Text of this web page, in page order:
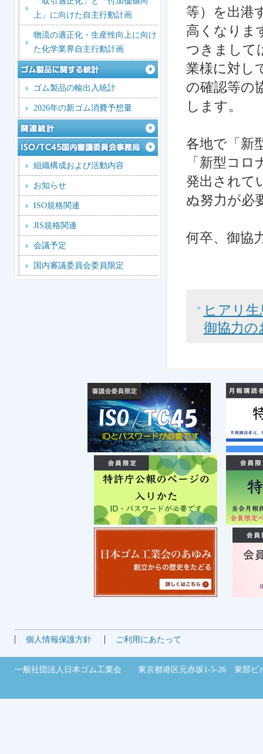
等）を出港
高くなりま
つきまして
業様に対し
の確認等の
します。
各地で「新
「新型コ
発出されて
ぬ努力が必
何卒、御協
ヒアリ
御協力の
上」に向けた自主行動計画
物流の適正化・生産性向上に向け
た化学業界自主行動計画
ゴム製品の輸出入統計
2026年の新ゴム消費予想量
組織構成および活動内容
お知らせ
ISO規格関連
JIS規格関連
会議予定
国内審議委員会委員限定
個人情報保護方針 ご利用にあたって
一般社団法人日本ゴム工業会 東京都港区元赤坂1-5-26 東部